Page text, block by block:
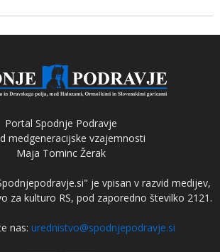
Portal Spodnje Podravje
medgeneracijske vzajemnosti
Maja Tominc Žerak
je vpisan v razvid medijev,
za kulturo RS, pod zaporedno številko 2121.
nas: urednistvo@spodnjepodravje.si